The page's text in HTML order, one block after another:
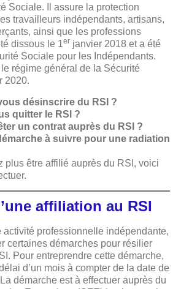
Sociale. Il assure la protection
travailleurs indépendants, artisans,
ainsi que les professions
dissous le 1er janvier 2018 et a été
Sociale pour les Indépendants.
régime général de la Sécurité
2020.
désinscrire du RSI ?
quitter le RSI ?
un contrat auprès du RSI ?
à suivre pour une radiation
plus être affilié auprès du RSI, voici
affiliation au RSI
activité professionnelle indépendante,
certaines démarches pour résilier
Pour entreprendre cette démarche,
d’un mois à compter de la date de
démarche est à effectuer auprès du